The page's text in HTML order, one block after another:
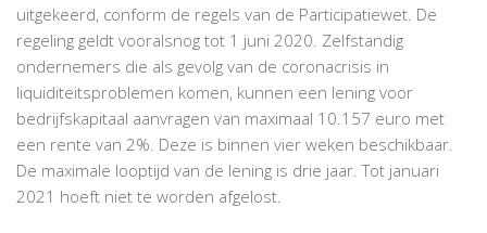
uitgekeerd, conform de regels van de Participatiewet. De
regeling geldt vooralsnog tot 1 juni 2020. Zelfstandig
ondernemers die als gevolg van de coronacrisis in
liquiditeitsproblemen komen, kunnen een lening voor
bedrijfskapitaal aanvragen van maximaal 10.157 euro met
een rente van 2%. Deze is binnen vier weken beschikbaar.
De maximale looptijd van de lening is drie jaar. Tot januari
2021 hoeft niet te worden afgelost.